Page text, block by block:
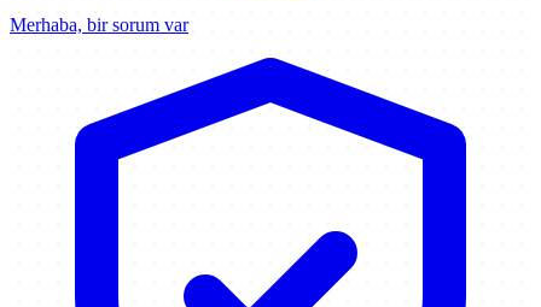
Merhaba, bir sorum var